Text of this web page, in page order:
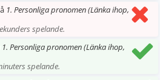
1. Personliga pronomen (Länka ihop,
spelande.
1. Personliga pronomen (Länka ihop,
spelande.